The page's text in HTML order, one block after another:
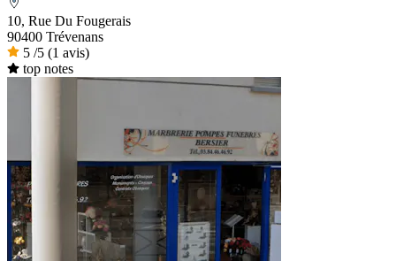
10, Rue Du Fougerais
90400 Trévenans
5 /5 (1 avis)
top notes